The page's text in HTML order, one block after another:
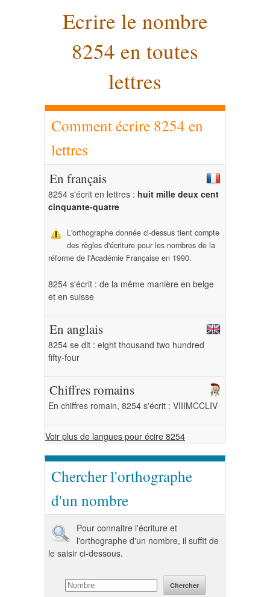
Ecrire le nombre
8254 en toutes
lettres
Comment écrire 8254 en
lettres
En français
8254 s'écrit en lettres : huit mille deux cent
cinquante-quatre
L'orthographe donnée ci-dessus tient compte
des règles d'écriture pour les nombres de la
réforme de l'Académie Française en 1990.
8254 s'écrit : de la même manière en belge
et en suisse
En anglais
8254 se dit : eight thousand two hundred
fifty-four
Chiffres romains
En chiffres romain, 8254 s'écrit : VIIIMCCLIV
Voir plus de langues pour écire 8254
Chercher l'orthographe
d'un nombre
Pour connaitre l'écriture et
l'orthographe d'un nombre, il suffit de
le saisir ci-dessous.